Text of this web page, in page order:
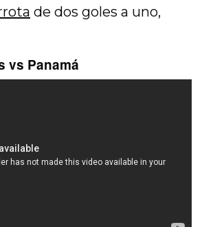
de dos goles a uno,
vs Panamá